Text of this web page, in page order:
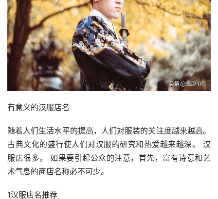
有意义的汉服店名
随着人们生活水平的提高，人们对服装的关注度越来越高。
古典文化的盛行使人们对汉服的研究和热爱越来越深。 汉
服店很多。 如果要引起公众的注意，首先，富有诗意和艺
术气息的商店名称必不可少。
1汉服店名推荐